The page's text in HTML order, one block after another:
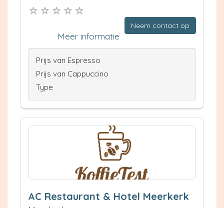
Neem contact op
Meer informatie
Prijs van Espresso
Prijs van Cappuccino
Type
AC Restaurant & Hotel Meerkerk